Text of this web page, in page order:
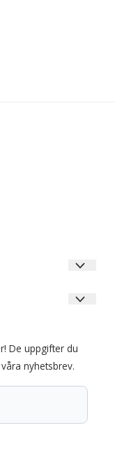
De uppgifter du
nyhetsbrev.